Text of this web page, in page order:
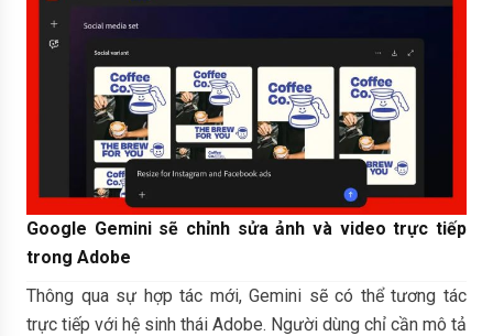
Google Gemini sẽ chỉnh sửa ảnh và video trực tiếp
trong Adobe
Thông qua sự hợp tác mới, Gemini sẽ có thể tương tác
trực tiếp với hệ sinh thái Adobe. Người dùng chỉ cần mô tả